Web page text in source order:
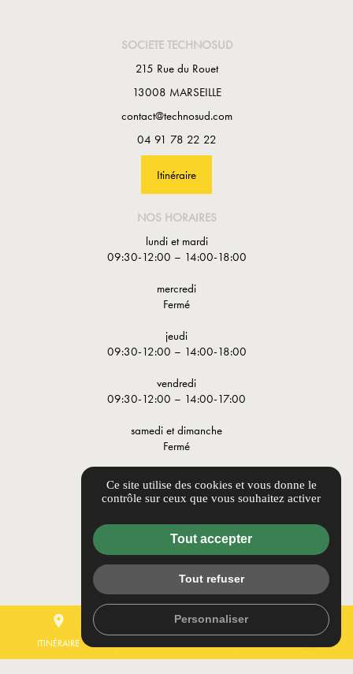
place
ITINÉRAIRE
mail
SOCIETE TECHNOSUD
215 Rue du Rouet
13008 MARSEILLE
contact@technosud.com
04 91 78 22 22
Itinéraire
NOS HORAIRES
lundi et mardi
09:30-12:00 – 14:00-18:00
mercredi
Fermé
jeudi
09:30-12:00 – 14:00-18:00
vendredi
09:30-12:00 – 14:00-17:00
samedi et dimanche
Fermé
LIENS UTILES
Guide local
Informations complémentaires
Politique de confidentialité
Flux RSS
Gestion des cookies
Ce site utilise des cookies et vous donne le
contrôle sur ceux que vous souhaitez activer
Tout accepter
Tout refuser
Personnaliser